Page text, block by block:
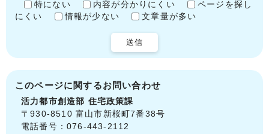
特にない
内容が分かりにくい
ページを探し
にくい
情報が少ない 文章量が多い
送信
このページに関するお問い合わせ
活力都市創造部 住宅政策課
〒930-8510 富山市新桜町7番38号
電話番号：076-443-2112